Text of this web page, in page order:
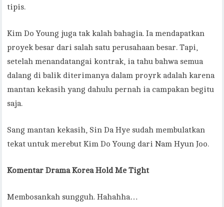
tipis.
Kim Do Young juga tak kalah bahagia. Ia mendapatkan
proyek besar dari salah satu perusahaan besar. Tapi,
setelah menandatangai kontrak, ia tahu bahwa semua
dalang di balik diterimanya dalam proyrk adalah karena
mantan kekasih yang dahulu pernah ia campakan begitu
saja.
Sang mantan kekasih, Sin Da Hye sudah membulatkan
tekat untuk merebut Kim Do Young dari Nam Hyun Joo.
Komentar Drama Korea Hold Me Tight
Membosankah sungguh. Hahahha…